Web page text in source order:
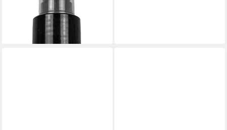
UVP 19,95 €
lieferbar - in 2-3 Werktagen bei dir